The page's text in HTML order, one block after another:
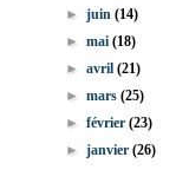
►juin(14)
►mai(18)
►avril(21)
►mars(25)
►février(23)
►janvier(26)